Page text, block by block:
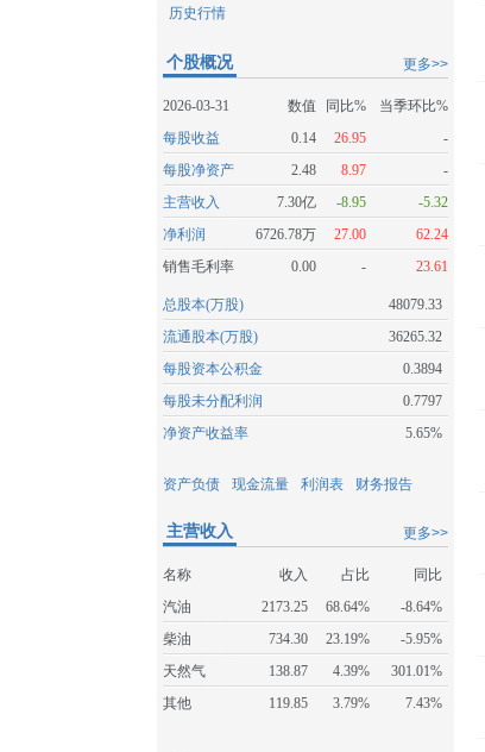
历史行情
更多>>
个股概况
2026-03-31 数值 同比%
当季环比%
每股收益
0.14 26.95
-
每股净资产
2.48 8.97
-
主营收入
7.30亿 -8.95
-5.32
净利润
6726.78万 27.00
62.24
销售毛利率
0.00 - 23.61
总股本(万股)
48079.33
流通股本(万股)
36265.32
每股资本公积金
0.3894
每股未分配利润
0.7797
净资产收益率
5.65%
资产负债 现金流量 利润表 财务报告
更多>>
主营收入
名称 收入 占比
同比
汽油
2173.25 68.64%
-8.64%
柴油
734.30 23.19%
-5.95%
天然气
138.87 4.39%
301.01%
其他
119.85 3.79% 7.43%